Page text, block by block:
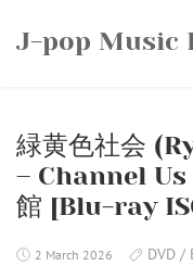
J-pop Music
緑黄色社会
– Channel
館 [Blu-ray
2 March 2026 DVD /